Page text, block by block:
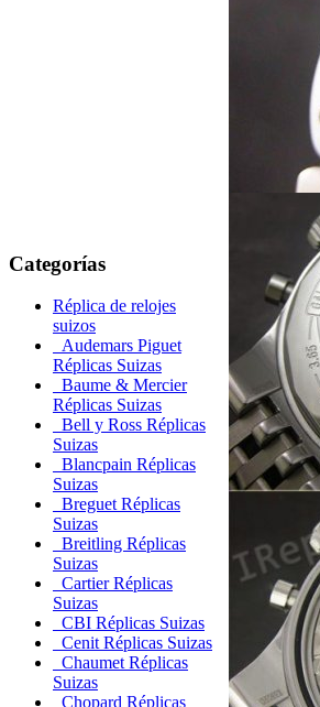
Categorías
Réplica de relojes
suizos
Audemars Piguet
Réplicas Suizas
Baume & Mercier
Réplicas Suizas
Bell y Ross Réplicas
Suizas
Blancpain Réplicas
Suizas
Breguet Réplicas
Suizas
Breitling Réplicas
Suizas
Cartier Réplicas
Suizas
CBI Réplicas Suizas
Cenit Réplicas Suizas
Chaumet Réplicas
Suizas
Chopard Réplicas